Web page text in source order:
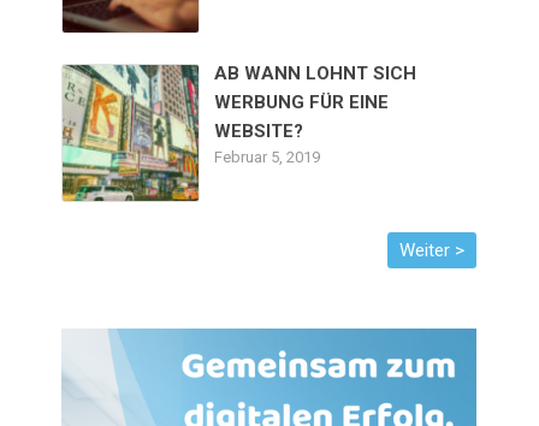
AB WANN LOHNT SICH
WERBUNG FÜR EINE
WEBSITE?
Februar 5, 2019